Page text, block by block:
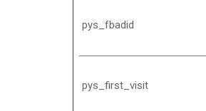
pys_fbadid
pys_first_visit